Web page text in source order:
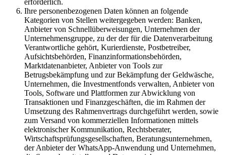
erforderlich.
Ihre personenbezogenen Daten können an folgende
Kategorien von Stellen weitergegeben werden: Banken,
Anbieter von Schnellüberweisungen, Unternehmen der
Unternehmensgruppe, zu der der für die Datenverarbeitung
Verantwortliche gehört, Kurierdienste, Postbetreiber,
Aufsichtsbehörden, Finanzinformationsbehörden,
Marktdatenanbieter, Anbieter von Tools zur
Betrugsbekämpfung und zur Bekämpfung der Geldwäsche,
Unternehmen, die Investmentfonds verwalten, Anbieter von
Tools, Software und Plattformen zur Abwicklung von
Transaktionen und Finanzgeschäften, die im Rahmen der
Umsetzung des Rahmenvertrags durchgeführt werden, sowie
zum Versand von kommerziellen Informationen mittels
elektronischer Kommunikation, Rechtsberater,
Wirtschaftsprüfungsgesellschaften, Beratungsunternehmen,
der Anbieter der WhatsApp-Anwendung und Unternehmen,